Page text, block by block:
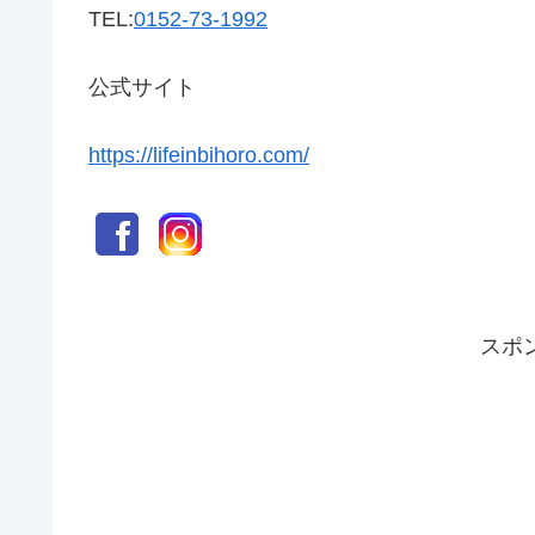
TEL:0152-73-1992
公式サイト
https://lifeinbihoro.com/
スポ